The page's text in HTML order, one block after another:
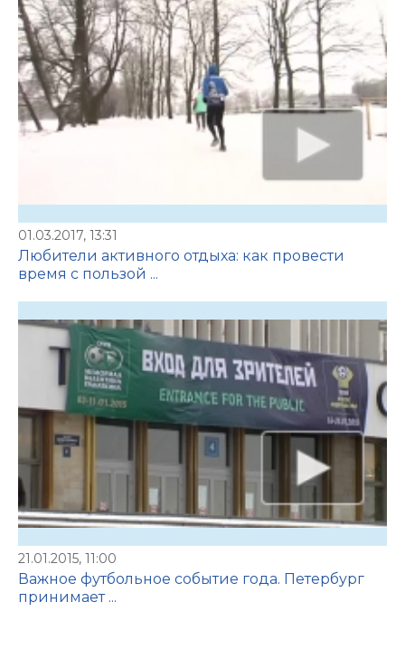
01.03.2017, 13:31
Любители активного отдыха: как провести
время с пользой ...
21.01.2015, 11:00
Важное футбольное событие года. Петербург
принимает ...